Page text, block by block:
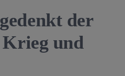
der
und